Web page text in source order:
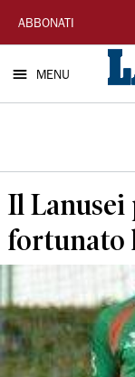
La
Nuova
Sardegna
ABBONATI
MENU
Il Lanusei
fortunato